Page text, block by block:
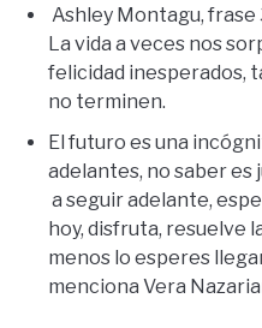
Ashley Montagu, frase
La vida a veces nos
felicidad inesperados,
no terminen.
El futuro es una
adelantes, no saber
a seguir adelante,
hoy, disfruta, resuelve
menos lo esperes
menciona Vera